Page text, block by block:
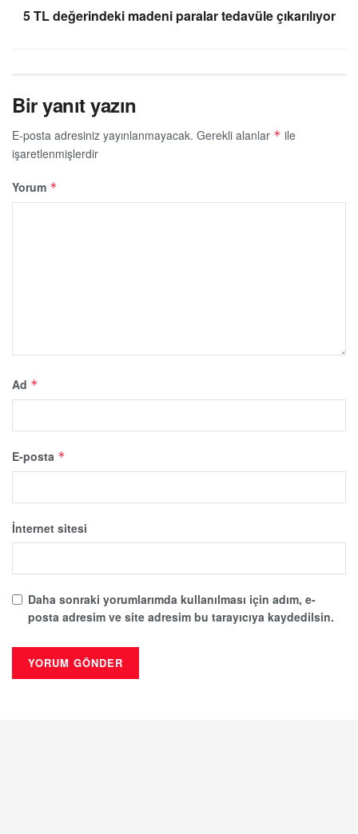
5 TL değerindeki madeni paralar tedavüle çıkarılıyor
Bir yanıt yazın
E-posta adresiniz yayınlanmayacak. Gerekli alanlar * ile
işaretlenmişlerdir
Yorum *
Ad *
E-posta *
İnternet sitesi
Daha sonraki yorumlarımda kullanılması için adım, e-
posta adresim ve site adresim bu tarayıcıya kaydedilsin.